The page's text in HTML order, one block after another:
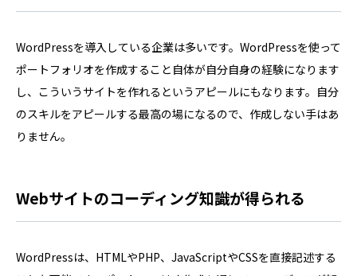
WordPressを導入している企業は多いです。WordPressを使って
ポートフォリオを作成すること自体が自分自身の経験になります
し、こういうサイトを作れるというアピールにもなります。自分
のスキルをアピールする最高の場になるので、作成しない手はあ
りません。
Webサイトのコーディング知識が得られる
WordPressは、HTMLやPHP、JavaScriptやCSSを直接記述する